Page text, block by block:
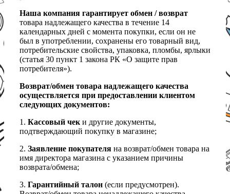
Наша компания гарантирует обмен / возврат
товара надлежащего качества в течение 14
календарных дней с момента покупки, если он не
был в употреблении, сохранены его товарный вид,
потребительские свойства, упаковка, пломбы, ярлыки
(статья 30 пункт 1 закона РК «О защите прав
потребителя»).
Возврат/обмен товара надлежащего качества
осуществляется при предоставлении клиентом
следующих документов:
1. Кассовый чек и другие документы,
подтверждающий покупку в магазине;
2. Заявление покупателя на возврат/обмен товара на
имя директора магазина с указанием причины
возврата/обмена;
3. Гарантийный талон (если предусмотрен).